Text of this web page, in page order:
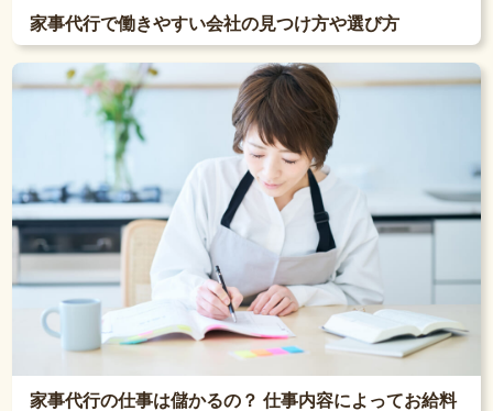
家事代行で働きやすい会社の見つけ方や選び方
家事代行の仕事は儲かるの？ 仕事内容によってお給料